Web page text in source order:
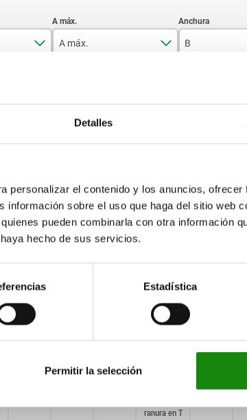
Detalles
personalizar el contenido y los anuncios,
información sobre el uso que haga del sitio web
pueden combinarla con otra información
hecho de sus servicios.
Estadística
Permitir la selección
A máx. B
Versión 2
30 36 5
perforación
30
Para
ranura en T
42 50 5
para
M16
ranura en T